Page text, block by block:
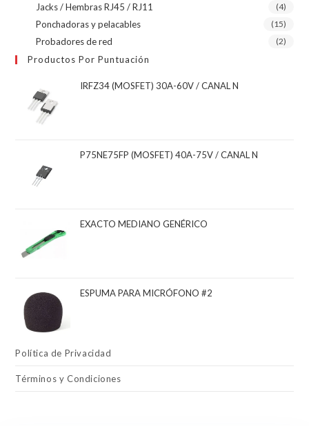
Jacks / Hembras RJ45 / RJ11 (4)
Ponchadoras y pelacables (15)
Probadores de red (2)
Productos Por Puntuación
IRFZ34 (MOSFET) 30A-60V / CANAL N
P75NE75FP (MOSFET) 40A-75V / CANAL N
EXACTO MEDIANO GENÉRICO
ESPUMA PARA MICRÓFONO #2
Política de Privacidad
Términos y Condiciones